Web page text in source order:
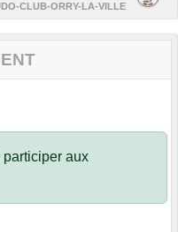
CLUB-ORRY-LA-VILLE
aux